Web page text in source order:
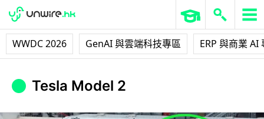
WWDC 2026 GenAI 與雲端科技專區 ERP 與商業 AI
Tesla Model 2